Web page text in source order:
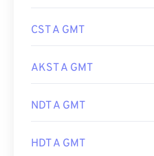
CST A GMT
AKST A GMT
NDT A GMT
HDT A GMT